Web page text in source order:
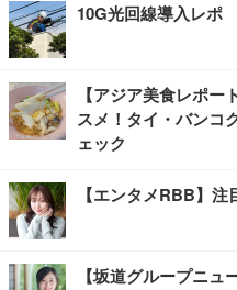
10G光回線導入レポ
【アジア美食レポ
スメ！タイ・バンコ
ェック
【エンタメRBB】
【坂道グループニ